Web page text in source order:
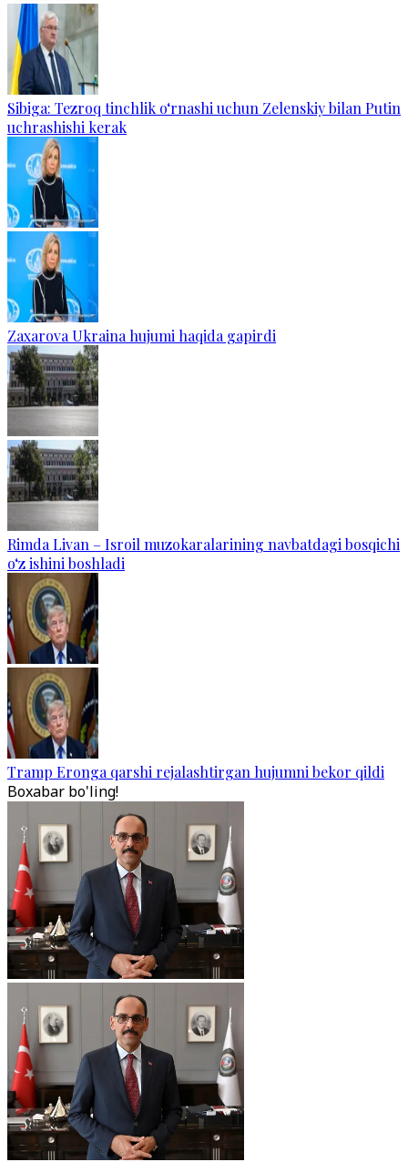
Sibiga: Tezroq tinchlik o‘rnashi uchun Zelenskiy bilan Putin
uchrashishi kerak
Zaxarova Ukraina hujumi haqida gapirdi
Rimda Livan – Isroil muzokaralarining navbatdagi bosqichi
o‘z ishini boshladi
Tramp Eronga qarshi rejalashtirgan hujumni bekor qildi
Boxabar bo'ling!